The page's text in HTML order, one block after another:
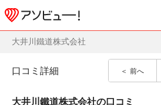
大井川鐵道株式会社
前へ
口コミ詳細
大井川鐵道株式会社の口コミ